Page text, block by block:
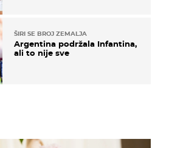
ŠIRI SE BROJ ZEMALJA
Argentina podržala Infantina,
ali to nije sve